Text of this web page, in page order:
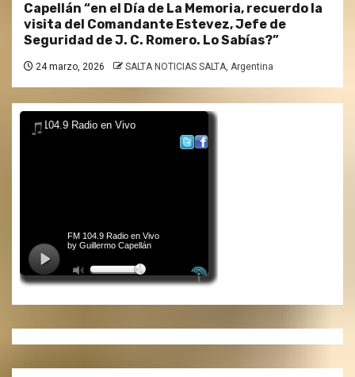
Capellán “en el Día de La Memoria, recuerdo la
visita del Comandante Estevez, Jefe de
Seguridad de J. C. Romero. Lo Sabías?”
24 marzo, 2026 SALTA NOTICIAS SALTA, Argentina